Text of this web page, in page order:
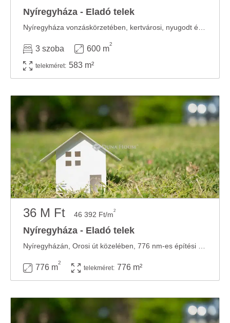
Nyíregyháza - Eladó telek
3 szoba 600 m
2
telekméret: 583 m²
36 M Ft 46 392 Ft/m2
Nyíregyháza - Eladó telek
776 m
2
telekméret: 776 m²